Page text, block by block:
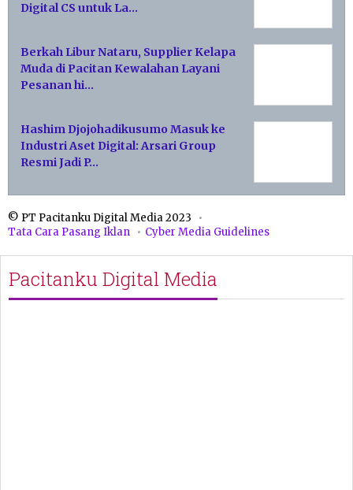
Digital CS untuk La…
Berkah Libur Nataru, Supplier Kelapa
Muda di Pacitan Kewalahan Layani
Pesanan hi…
Hashim Djojohadikusumo Masuk ke
Industri Aset Digital: Arsari Group
Resmi Jadi P…
© PT Pacitanku Digital Media 2023
Tata Cara Pasang Iklan
Cyber Media Guidelines
Pacitanku Digital Media